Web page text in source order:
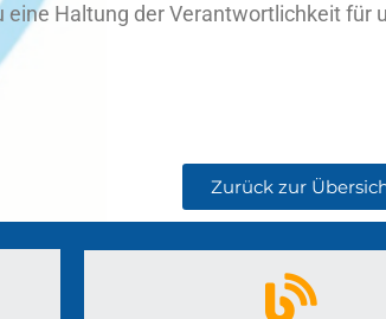
eine Haltung der Verantwortlichkeit für
Zurück zur